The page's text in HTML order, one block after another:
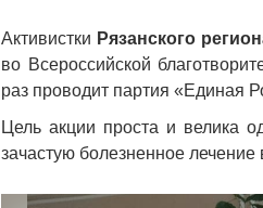
Активистки Рязанского
во Всероссийской
раз проводит партия «Единая
Цель акции проста и велика
зачастую болезненное лечение